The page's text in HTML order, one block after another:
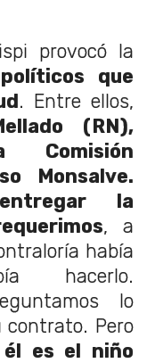
provocó la
que
. Entre ellos,
(RN),
Monsalve.
la
, a
había
hacerlo.
lo
contrato. Pero
él es el niño